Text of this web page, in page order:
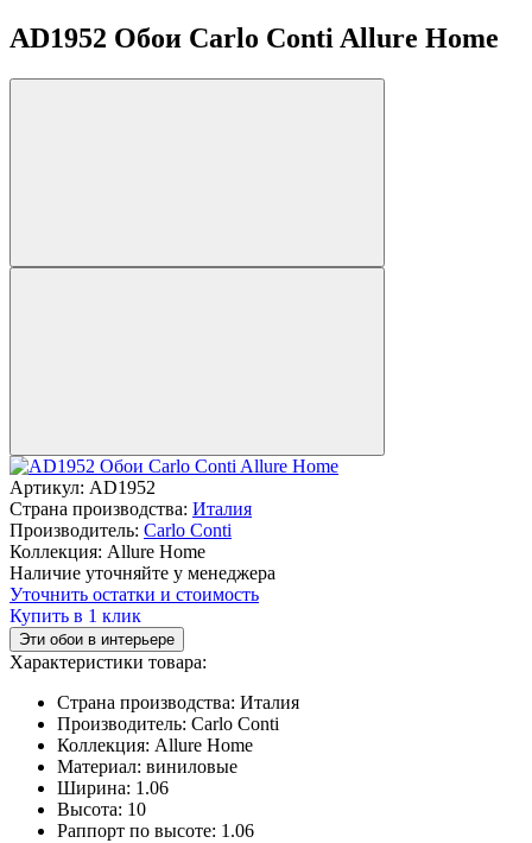
AD1952 Обои Carlo Conti Allure Home
Артикул: AD1952
Страна производства: Италия
Производитель: Carlo Conti
Коллекция: Allure Home
Наличие уточняйте у менеджера
Уточнить остатки и стоимость
Купить в 1 клик
Эти обои в интерьере
Характеристики товара:
Страна производства: Италия
Производитель: Carlo Conti
Коллекция: Allure Home
Материал: виниловые
Ширина: 1.06
Высота: 10
Раппорт по высоте: 1.06